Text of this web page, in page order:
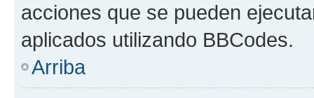
acciones que se pueden
aplicados utilizando BBCodes.
Arriba